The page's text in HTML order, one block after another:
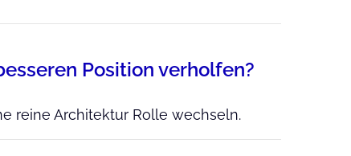
Position verholfen?
reine Architektur Rolle wechseln.